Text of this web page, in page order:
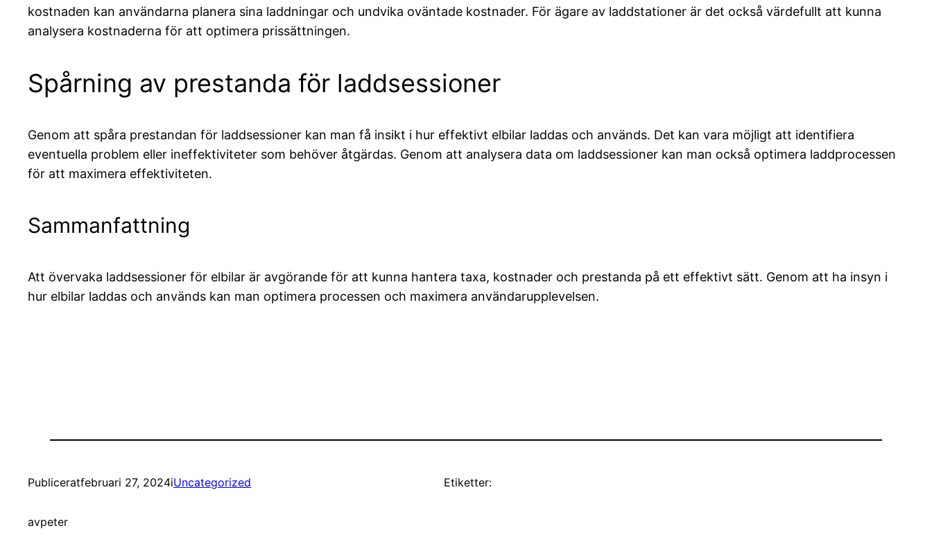
kostnaden kan användarna planera sina laddningar och undvika oväntade kostnader. För ägare av laddstationer är det också värdefullt att kunna
analysera kostnaderna för att optimera prissättningen.
Spårning av prestanda för laddsessioner
Genom att spåra prestandan för laddsessioner kan man få insikt i hur effektivt elbilar laddas och används. Det kan vara möjligt att identifiera
eventuella problem eller ineffektiviteter som behöver åtgärdas. Genom att analysera data om laddsessioner kan man också optimera laddprocessen
för att maximera effektiviteten.
Sammanfattning
Att övervaka laddsessioner för elbilar är avgörande för att kunna hantera taxa, kostnader och prestanda på ett effektivt sätt. Genom att ha insyn i
hur elbilar laddas och används kan man optimera processen och maximera användarupplevelsen.
Publiceratfebruari 27, 2024iUncategorized
avpeter
Etiketter: